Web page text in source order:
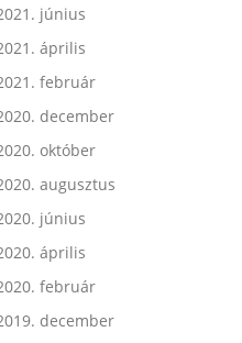
június
április
február
december
október
augusztus
június
április
február
december